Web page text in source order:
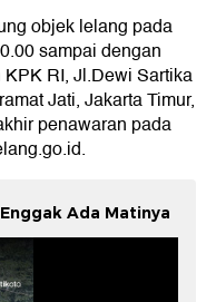
objek lelang pada
sampai dengan
RI, Jl.Dewi Sartika
Jati, Jakarta Timur,
penawaran pada
Ada Matinya